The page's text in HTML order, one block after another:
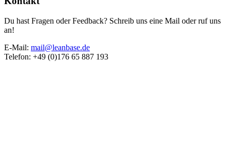
Du hast Fragen oder Feedback? Schreib uns eine Mail oder ruf uns
an!
E-Mail: mail@leanbase.de
Telefon: +49 (0)176 65 887 193